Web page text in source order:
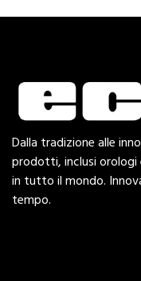
Dalla tradizione alle
prodotti, inclusi orologi
in tutto il mondo.
tempo.